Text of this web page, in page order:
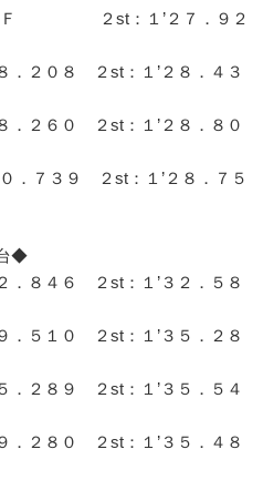
.Ｆ ２st：１’２７．９２
２０８ ２st：１’２８．４３
２６０ ２st：１’２８．８０
７３９ ２st：１’２８．７５
◆
８４６ ２st：１’３２．５８
５１０ ２st：１’３５．２８
２８９ ２st：１’３５．５４
２８０ ２st：１’３５．４８